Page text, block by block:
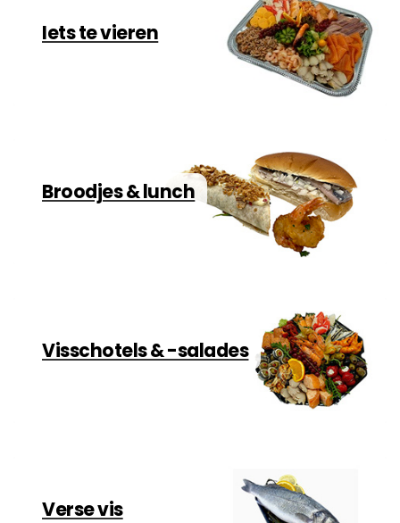
Iets te vieren
Broodjes & lunch
Visschotels & -salades
Verse vis